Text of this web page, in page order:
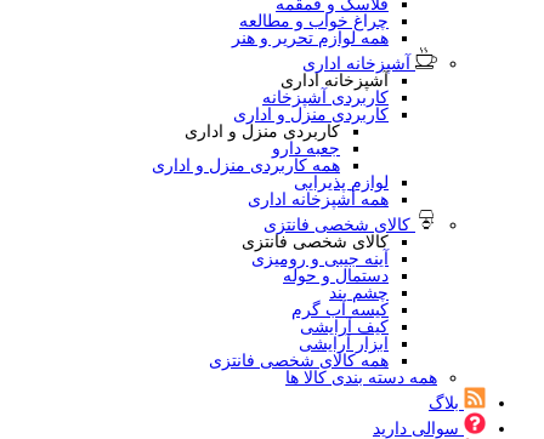
فلاسک و قمقمه
چراغ خواب و مطالعه
همه لوازم تحریر و هنر
آشپزخانه اداری
آشپزخانه اداری
کاربردی آشپزخانه
کاربردی منزل و اداری
کاربردی منزل و اداری
جعبه دارو
همه کاربردی منزل و اداری
لوازم پذیرایی
همه آشپزخانه اداری
کالای شخصی فانتزی
کالای شخصی فانتزی
آینه جیبی و رومیزی
دستمال و حوله
چشم بند
کیسه آب گرم
کیف آرایشی
ابزار آرایشی
همه کالای شخصی فانتزی
همه دسته بندی کالا ها
بلاگ
سوالی دارید